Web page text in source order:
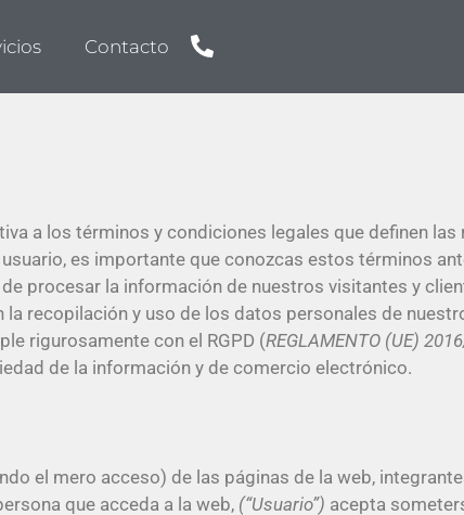
Contacto
a los términos y condiciones legales que definen
es importante que conozcas estos términos
procesar la información de nuestros visitantes y
recopilación y uso de los datos personales de
rigurosamente con el RGPD (REGLAMENTO (UE)
de la información y de comercio electrónico.
el mero acceso) de las páginas de la web,
que acceda a la web, (“Usuario”) acepta